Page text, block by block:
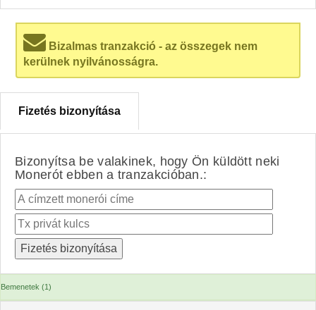
Bizalmas tranzakció - az összegek nem
kerülnek nyilvánosságra.
Fizetés bizonyítása
Bizonyítsa be valakinek, hogy Ön küldött neki
Monerót ebben a tranzakcióban.:
Bemenetek (1)